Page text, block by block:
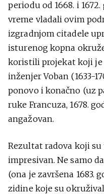
periodu od 1668. i
vreme vladali ovim
izgradnjom citadele
isturenog kopna
koristili projekat koji
inženjer Voban (1633-
ponovo i konačno (uz
ruke Francuza, 1678.
angažovan.
Rezultat radova koji su
impresivan. Ne samo
(ona je završena 1683.
zidine koje su